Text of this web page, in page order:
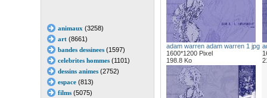
animaux (3258)
art(8661)
bandes dessinees(1597)
celebrites hommes(1101)
dessins animes(2752)
espace(813)
films(5075)
adam warren adam warren 1 jpg
1600*1200 Pixel
198.8 Ko